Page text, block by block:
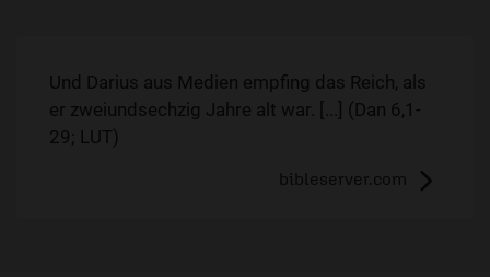
Und Darius aus Medien empfing das Reich, als
er zweiundsechzig Jahre alt war. [...] (Dan 6,1-
29; LUT)
bibleserver.com